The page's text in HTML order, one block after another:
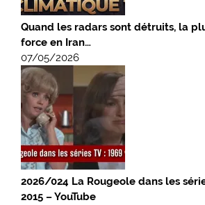
Quand les radars sont détruits, la
force en Iran…
07/05/2026
2026/024 La Rougeole dans les
2015 – YouTube